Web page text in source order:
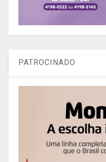
PATROCINADO